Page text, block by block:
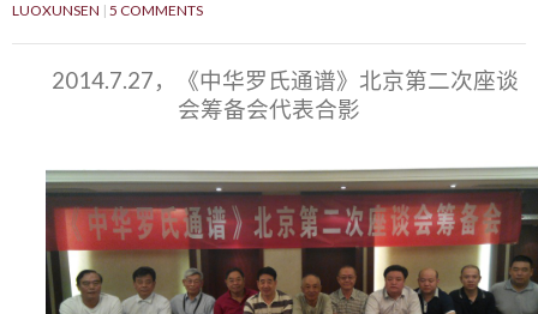
LUOXUNSEN 5 COMMENTS
2014.7.27，《中华罗氏通谱》北京第二次座谈
会筹备会代表合影